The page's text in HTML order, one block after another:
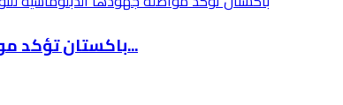
باكستان تؤكد مواصلة جهودها الدبلوماسية للتوصل...